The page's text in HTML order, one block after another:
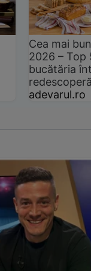
Cea mai
2026 –
bucătăria
adevarul.ro